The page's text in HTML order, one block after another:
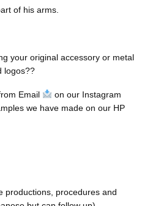
of his arms.
your original accessory or metal
logos??
Email
on our Instagram
we have made on our HP
productions, procedures and